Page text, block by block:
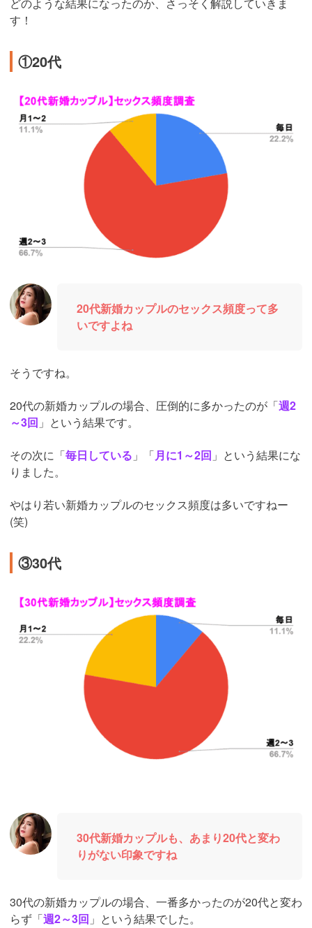
す！
①20代
20代新婚カップルのセックス頻度って多
いですよね
そうですね。
20代の新婚カップルの場合、圧倒的に多かったのが「週2
～3回 」という結果です。
その次に「毎日している 」「月に1～2回 」という結果にな
りました。
やはり若い新婚カップルのセックス頻度は多いですねー
(笑)
③30代
30代新婚カップルも、あまり20代と変わ
りがない印象ですね
30代の新婚カップルの場合、一番多かったのが20代と変わ
らず「週2～3回 」という結果でした。